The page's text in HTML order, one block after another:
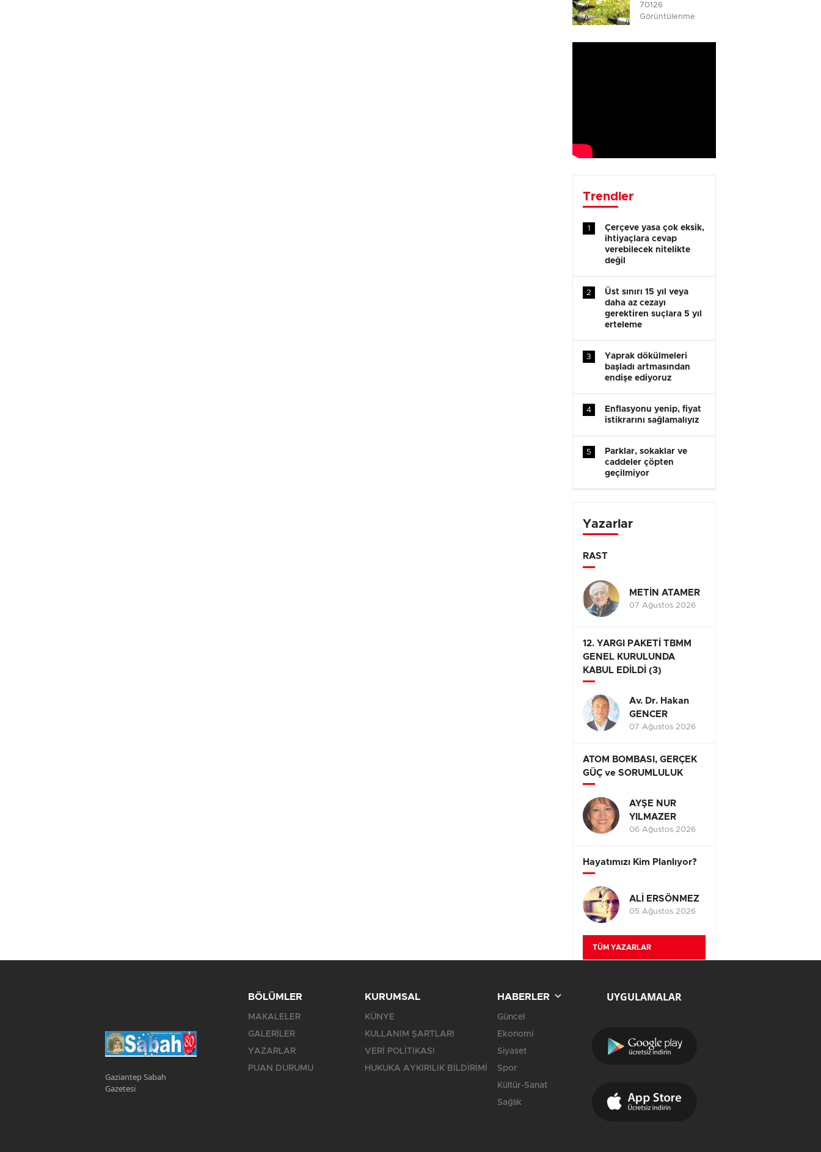
70126
Görüntülenme
Trendler
1
Çerçeve yasa çok eksik,
ihtiyaçlara cevap
verebilecek nitelikte
değil
2
Üst sınırı 15 yıl veya
daha az cezayı
gerektiren suçlara 5 yıl
erteleme
3
Yaprak dökülmeleri
başladı artmasından
endişe ediyoruz
4
Enflasyonu yenip, fiyat
istikrarını sağlamalıyız
5
Parklar, sokaklar ve
caddeler çöpten
geçilmiyor
Yazarlar
RAST
METİN ATAMER
07 Ağustos 2026
12. YARGI PAKETİ TBMM
GENEL KURULUNDA
KABUL EDİLDİ (3)
Av. Dr. Hakan
GENCER
07 Ağustos 2026
ATOM BOMBASI, GERÇEK
GÜÇ ve SORUMLULUK
AYŞE NUR
YILMAZER
06 Ağustos 2026
Hayatımızı Kim Planlıyor?
ALİ ERSÖNMEZ
05 Ağustos 2026
TÜM YAZARLAR
Gaziantep Sabah
Gazetesi
BÖLÜMLER
MAKALELER
GALERİLER
YAZARLAR
PUAN DURUMU
KURUMSAL
KÜNYE
KULLANIM ŞARTLARI
VERİ POLİTİKASI
HUKUKA AYKIRILIK BİLDİRİMİ
HABERLER
Güncel
Ekonomi
Siyaset
Spor
Kültür-Sanat
Sağlık
UYGULAMALAR